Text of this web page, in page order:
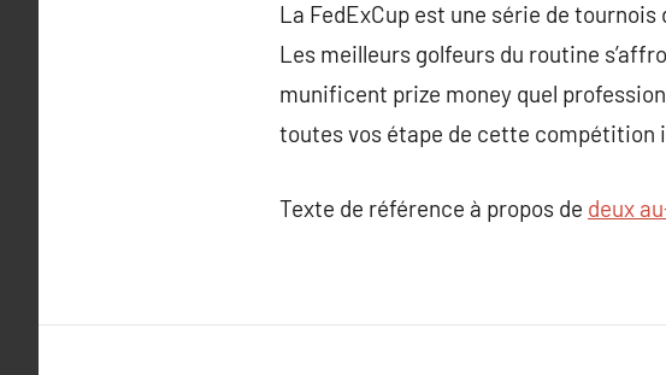
La FedExCup est une série de
Les meilleurs golfeurs du routine
munificent prize money quel
toutes vos étape de cette compétition
Texte de référence à propos de deux